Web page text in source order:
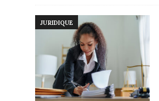
JURIDIQUE